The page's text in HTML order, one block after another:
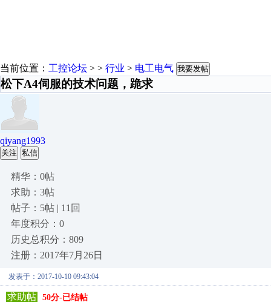
当前位置： 工控论坛 > > 行业 > 电工电气 我要发帖
松下A4伺服的技术问题，跪求
qiyang1993
关注 私信
精华：0帖
求助：3帖
帖子：5帖 | 11回
年度积分：0
历史总积分：809
注册：2017年7月26日
发表于：2017-10-10 09:43:04
求助帖 50分-已结帖